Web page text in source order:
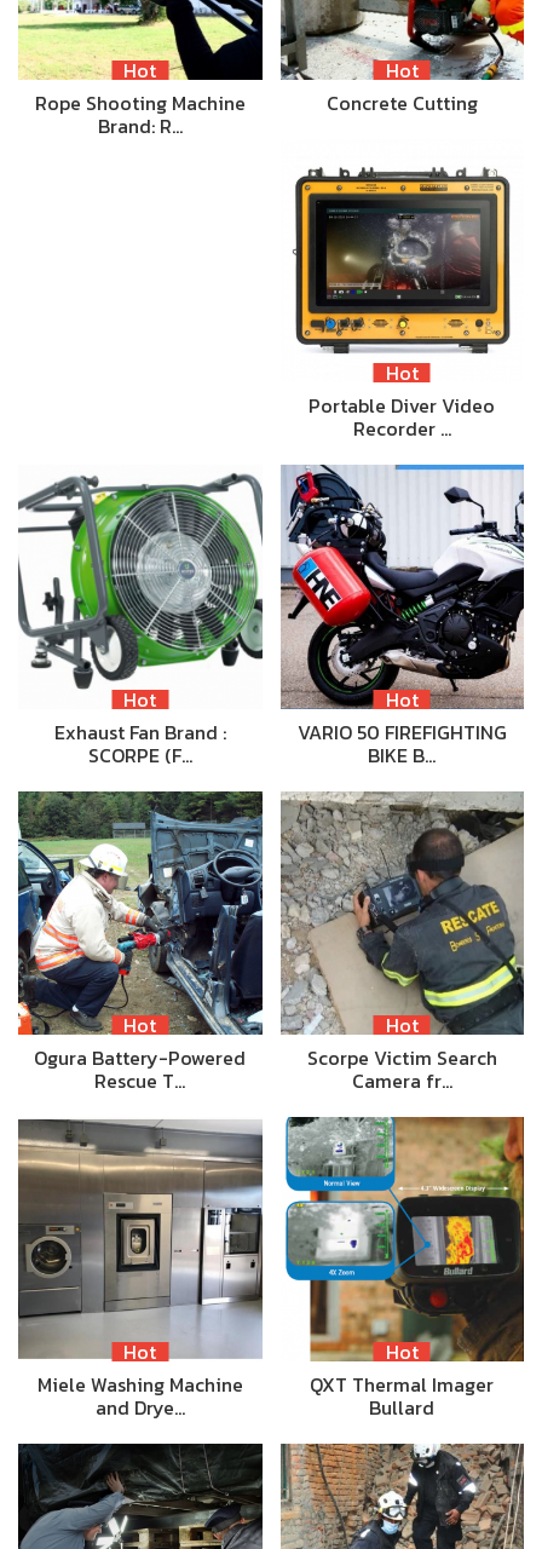
Hot
Rope Shooting Machine
Brand: R…
Hot
Concrete Cutting
Hot
Portable Diver Video
Recorder …
Hot
Exhaust Fan Brand :
SCORPE (F…
Hot
VARIO 50 FIREFIGHTING
BIKE B…
Hot
Ogura Battery-Powered
Rescue T…
Hot
Scorpe Victim Search
Camera fr…
Hot
Miele Washing Machine
and Drye…
Hot
QXT Thermal Imager
Bullard